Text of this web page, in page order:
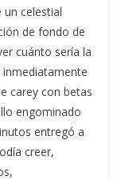
celestial
de fondo de
cuánto sería la
carey con betas
engominado
entregó a
creer,